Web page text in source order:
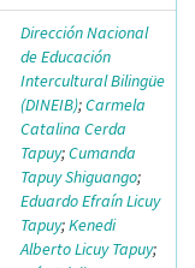
Dirección Nacional
de Educación
Intercultural Bilingüe
(DINEIB);Carmela
Catalina Cerda
Tapuy;Cumanda
Tapuy Shiguango;
Eduardo Efraín Licuy
Tapuy;Kenedi
Alberto Licuy Tapuy;